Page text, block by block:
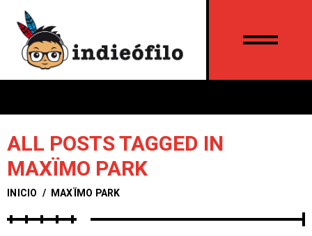
ALL POSTS TAGGED IN
MAXÏMO PARK
INICIO / MAXÏMO PARK